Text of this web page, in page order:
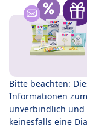
Bitte beachten:
Informationen
unverbindlich und
keinesfalls eine